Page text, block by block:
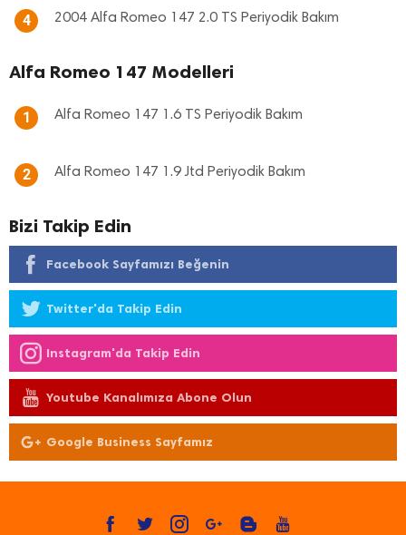
4 2004 Alfa Romeo 147 2.0 TS Periyodik Bakım
Alfa Romeo 147 Modelleri
1 Alfa Romeo 147 1.6 TS Periyodik Bakım
2 Alfa Romeo 147 1.9 Jtd Periyodik Bakım
Bizi Takip Edin
Facebook Sayfamızı Beğenin
Twitter'da Takip Edin
Instagram'da Takip Edin
Youtube Kanalımıza Abone Olun
Google Business Sayfamız